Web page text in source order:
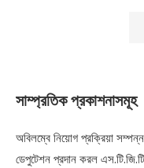
সাম্প্রতিক প্রকাশনাসমূহ
অবিলম্বে নিয়োগ প্রক্রিয়া সম্পন্ন
ডেপুটেশন প্রদান করল এস.টি.জি.টি